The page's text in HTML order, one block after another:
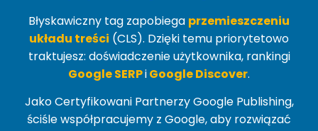
Błyskawiczny tag zapobiega przemieszczeniu
układu treści (CLS). Dzięki temu priorytetowo
traktujesz: doświadczenie użytkownika, rankingi
Google SERPiGoogle Discover.
Jako Certyfikowani Partnerzy Google Publishing,
ściśle współpracujemy z Google, aby rozwiązać